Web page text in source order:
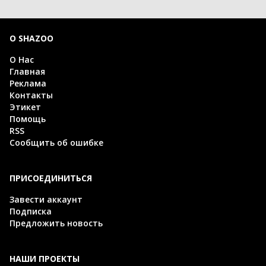
О SHAZOO
О Нас
Главная
Реклама
Контакты
Этикет
Помощь
RSS
Сообщить об ошибке
ПРИСОЕДИНИТЬСЯ
Завести аккаунт
Подписка
Предложить новость
НАШИ ПРОЕКТЫ